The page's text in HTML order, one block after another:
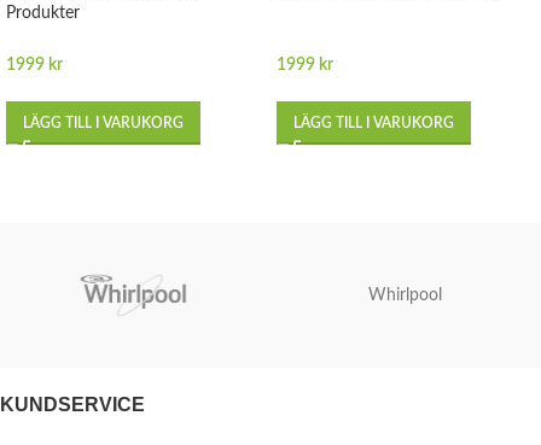
Produkter
1999 kr
LÄGG TILL I VARUKORG
1999 kr
LÄGG TILL I VARUKORG
Whirlpool
KUNDSERVICE